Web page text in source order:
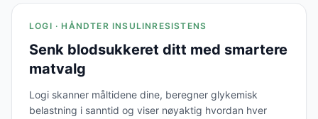
LOGI · HÅNDTER INSULINRESISTENS
Senk blodsukkeret ditt med smartere
matvalg
Logi skanner måltidene dine, beregner glykemisk
belastning i sanntid og viser nøyaktig hvordan hver